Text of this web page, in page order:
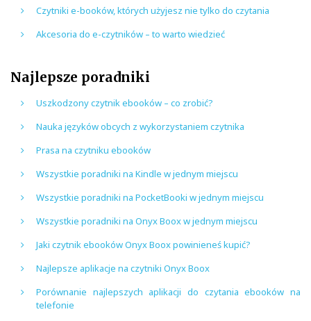
Czytniki e-booków, których użyjesz nie tylko do czytania
Akcesoria do e-czytników – to warto wiedzieć
Najlepsze poradniki
Uszkodzony czytnik ebooków – co zrobić?
Nauka języków obcych z wykorzystaniem czytnika
Prasa na czytniku ebooków
Wszystkie poradniki na Kindle w jednym miejscu
Wszystkie poradniki na PocketBooki w jednym miejscu
Wszystkie poradniki na Onyx Boox w jednym miejscu
Jaki czytnik ebooków Onyx Boox powinieneś kupić?
Najlepsze aplikacje na czytniki Onyx Boox
Porównanie najlepszych aplikacji do czytania ebooków na
telefonie